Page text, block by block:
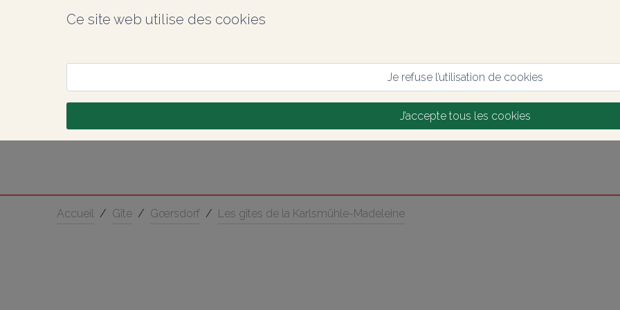
Ce site web utilise des cookies
Je refuse l’utilisation de cookies
J’accepte tous les cookies
Accueil / Gîte / Gœrsdorf / Les gîtes de la Karlsmühle-Madeleine